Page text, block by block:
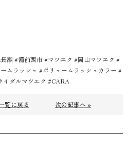
瀬 #備前西市 #マツエク #岡山マツエク #
ムラッシュ #ボリュームラッシュカラー #
イダルマツエク #CARA
覧に戻る 次の記事へ »